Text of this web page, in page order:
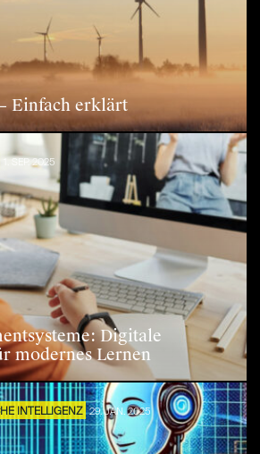
Einfach erklärt
1. SEP. 2025
Digitale
modernes Lernen
INTELLIGENZ 29. JAN. 2025